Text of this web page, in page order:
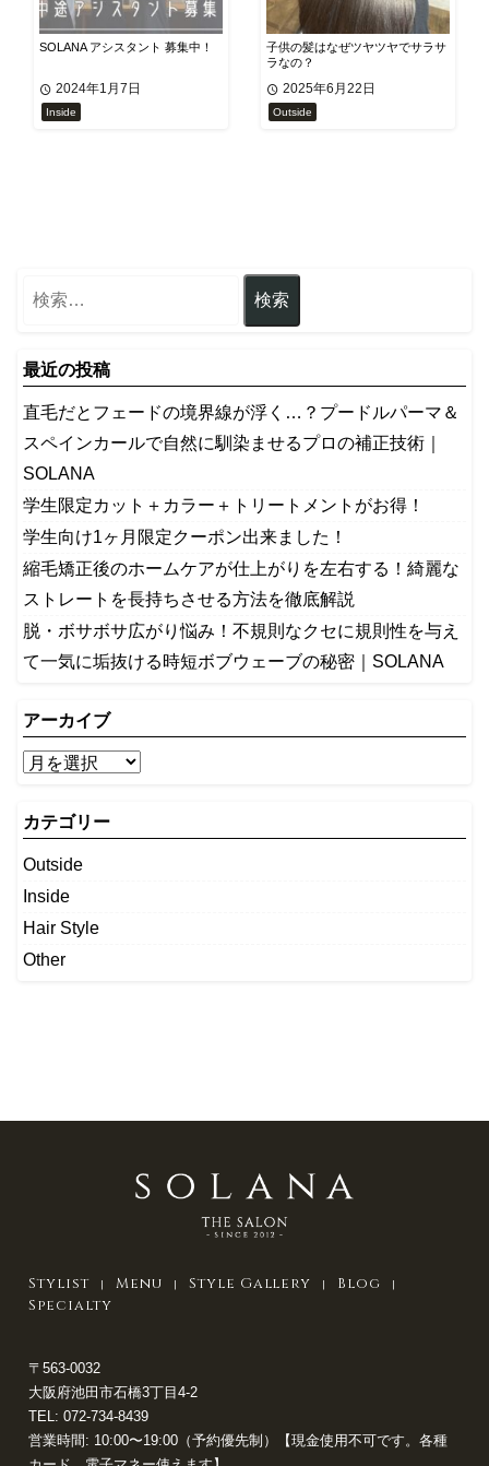
SOLANA アシスタント 募集中！
2024年1月7日
Inside
子供の髪はなぜツヤツヤでサラサ
ラなの？
2025年6月22日
Outside
最近の投稿
​直毛だとフェードの境界線が浮く…？プードルパーマ＆
スペインカールで自然に馴染ませるプロの補正技術｜
SOLANA
学生限定カット＋カラー＋トリートメントがお得！
学生向け1ヶ月限定クーポン出来ました！
縮毛矯正後のホームケアが仕上がりを左右する！綺麗な
ストレートを長持ちさせる方法を徹底解説
​脱・ボサボサ広がり悩み！不規則なクセに規則性を与え
て一気に垢抜ける時短ボブウェーブの秘密｜SOLANA
アーカイブ
カテゴリー
Outside
Inside
Hair Style
Other
Stylist Menu Style Gallery
Blog
Specialty
〒563-0032
大阪府池田市石橋3丁目4-2
TEL: 072-734-8439
営業時間: 10:00〜19:00（予約優先制）【現金使用不可です。各種